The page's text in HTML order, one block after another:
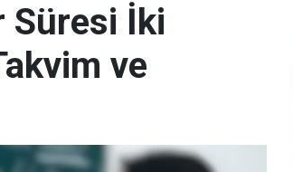
Süresi İki
ve